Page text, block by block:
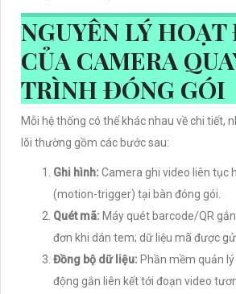
NGUYÊN LÝ
CỦA CAMERA
TRÌNH ĐÓNG GÓI
Mỗi hệ thống có thể khác nhau về chi tiết,
lõi thường gồm các bước sau:
Ghi hình: Camera ghi video liên tục
(motion-trigger) tại bàn đóng gói.
Quét mã: Máy quét barcode/QR
đơn khi dán tem; dữ liệu mã được
Đồng bộ dữ liệu: Phần mềm quản
động gắn liên kết tới đoạn video